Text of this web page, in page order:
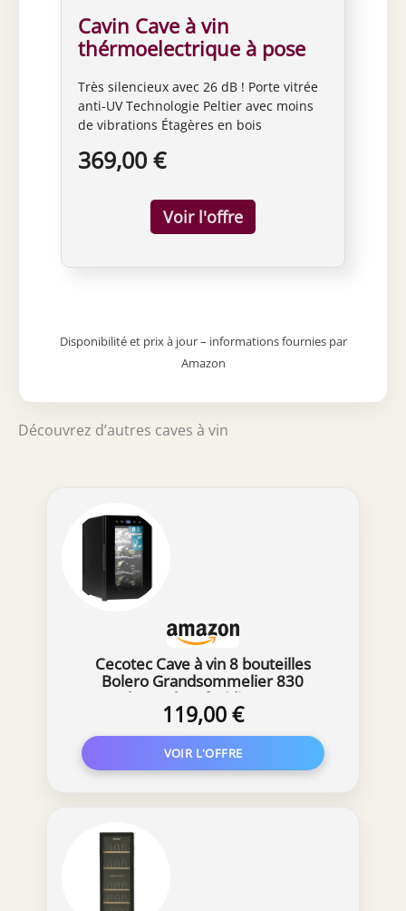
Cavin Cave à vin
thérmoelectrique à pose
14 Black, cave à vin noire,
14 bouteilles, porte anti-
UV, six clayettes en bois
Très silencieux avec 26 dB ! Porte vitrée
anti-UV Technologie Peltier avec moins
de vibrations Étagères en bois
369,00 €
Disponibilité et prix à jour – informations fournies par
Amazon
Découvrez d’autres caves à vin
Cecotec Cave à vin 8 bouteilles
Bolero Grandsommelier 830
coolcrystal, Refroidissement
thermoélectrique, Température
réglable entre 8 et 18°C,
Commande tactile et affichage, Gaz
non nocif.
119,00 €